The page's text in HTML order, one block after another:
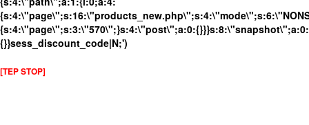
{s:4:\"page\";s:3:\"570\";}s:4:\"post\";a:0:{}}}s:8:\"snapshot\";a:0:
{}}sess_discount_code|N;')
[TEP STOP]